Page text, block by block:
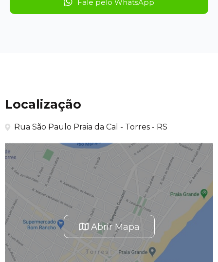
Fale pelo WhatsApp
Localização
Rua São Paulo Praia da Cal - Torres - RS
Abrir Mapa